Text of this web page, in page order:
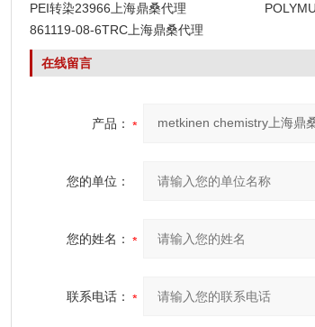
PEI转染23966上海鼎桑代理
861119-08-6TRC上海鼎桑代理
在线留言
产品：
您的单位：
您的姓名：
联系电话：